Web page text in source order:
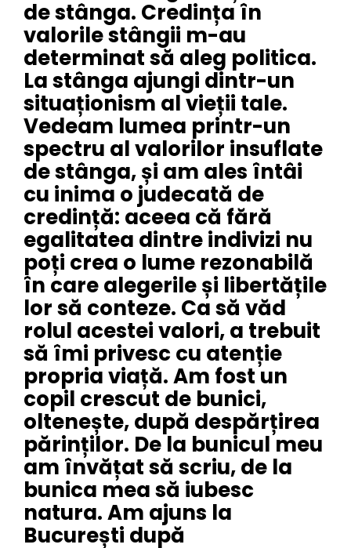
de stânga. Credința în
valorile stângii m-au
determinat să aleg politica.
La stânga ajungi dintr-un
situaționism al vieții tale.
Vedeam lumea printr-un
spectru al valorilor insuflate
de stânga, și am ales întâi
cu inima o judecată de
credință: aceea că fără
egalitatea dintre indivizi nu
poți crea o lume rezonabilă
în care alegerile și libertățile
lor să conteze. Ca să văd
rolul acestei valori, a trebuit
să îmi privesc cu atenție
propria viață. Am fost un
copil crescut de bunici,
oltenește, după despărțirea
părinților. De la bunicul meu
am învățat să scriu, de la
bunica mea să iubesc
natura. Am ajuns la
București după